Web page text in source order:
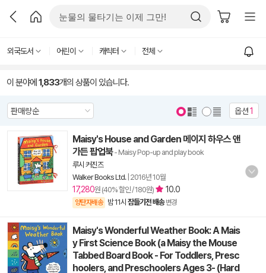
외국도서 어린이 캐릭터 전체
이 분야에 1,833개의 상품이 있습니다.
옵션1
Maisy's House and Garden 메이지 하우스 앤
가든 팝업북- Maisy Pop-up and play book
루시 커진즈
Walker Books Ltd.| 2016년 10월
17,280원 (40% 할인 / 180원) 10.0
양탄자배송 밤 11시 잠들기전 배송 변경
Maisy's Wonderful Weather Book: A Mais
y First Science Book (a Maisy the Mouse
Tabbed Board Book - For Toddlers, Presc
hoolers, and Preschoolers Ages 3- (Hard